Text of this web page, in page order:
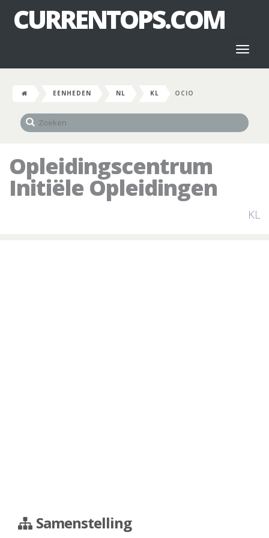
CURRENTOPS.COM
EENHEDEN NL KL OCIO
Opleidingscentrum
Initiële Opleidingen
KL
Samenstelling